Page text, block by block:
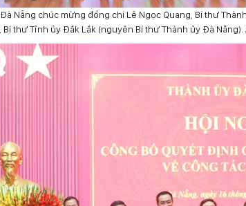
Nẵng chúc mừng đồng chí Lê Ngọc Quang, Bí thư
thư Tỉnh ủy Đắk Lắk (nguyên Bí thư Thành ủy Đà Nẵng).